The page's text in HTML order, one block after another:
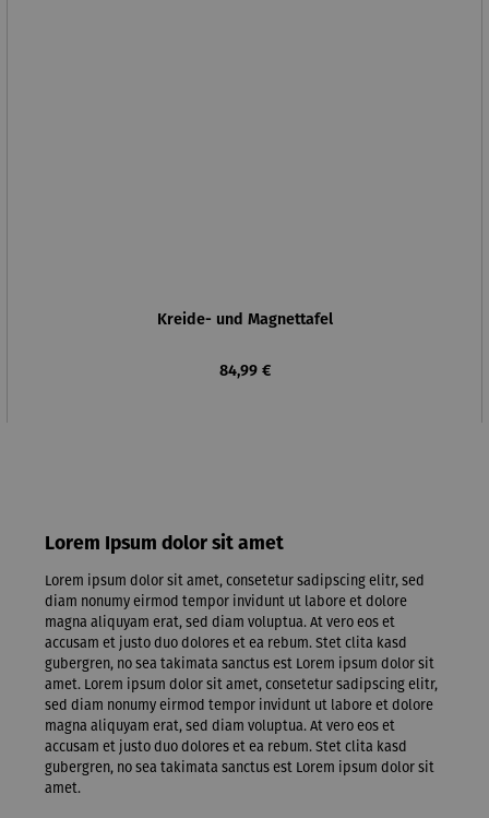
Kreide- und Magnettafel
Regulärer Preis:
84,99 €
Lorem Ipsum dolor sit amet
Lorem ipsum dolor sit amet, consetetur sadipscing elitr, sed
diam nonumy eirmod tempor invidunt ut labore et dolore
magna aliquyam erat, sed diam voluptua. At vero eos et
accusam et justo duo dolores et ea rebum. Stet clita kasd
gubergren, no sea takimata sanctus est Lorem ipsum dolor sit
amet. Lorem ipsum dolor sit amet, consetetur sadipscing elitr,
sed diam nonumy eirmod tempor invidunt ut labore et dolore
magna aliquyam erat, sed diam voluptua. At vero eos et
accusam et justo duo dolores et ea rebum. Stet clita kasd
gubergren, no sea takimata sanctus est Lorem ipsum dolor sit
amet.